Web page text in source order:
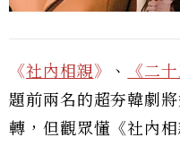
《社內相親》 、 《二
題前兩名的超夯韓劇
轉，但觀眾懂《社內